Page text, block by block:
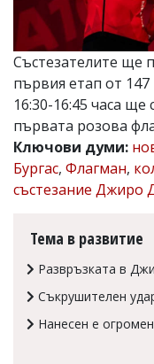
Главен
редактор:
Иван
Колев,
email:
office@flagman.bg
Коментарите
под
статиите
въвеждат
читателите
редакцията
носи
Състезателите ще
първия етап от
16:30-16:45 часа
първата розова
Ключови думи:
Бургас, Флагман,
състезание Джиро
Тема в развитие
Развръзката в
Съкрушителен
Нанесен е